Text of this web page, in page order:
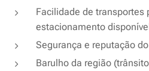
Facilidade de transportes
estacionamento
Segurança e reputação
Barulho da região